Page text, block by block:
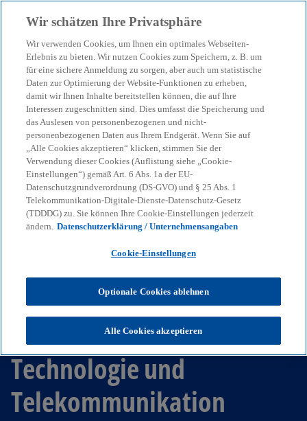
menu search
CEO Outlook 2024 –
Technologie und
Telekommunikation
Wir schätzen Ihre Privatsphäre
Wir verwenden Cookies, um Ihnen ein optimales Webseiten-
Erlebnis zu bieten. Wir nutzen Cookies zum Speichern, z. B. um
für eine sichere Anmeldung zu sorgen, aber auch um statistische
Daten zur Optimierung der Website-Funktionen zu erheben,
damit wir Ihnen Inhalte bereitstellen können, die auf Ihre
Interessen zugeschnitten sind. Dies umfasst die Speicherung und
das Auslesen von personenbezogenen und nicht-
personenbezogenen Daten aus Ihrem Endgerät. Wenn Sie auf
„Alle Cookies akzeptieren“ klicken, stimmen Sie der
Verwendung dieser Cookies (Auflistung siehe „Cookie-
Einstellungen“) gemäß Art. 6 Abs. 1a der EU-
Datenschutzgrundverordnung (DS-GVO) und § 25 Abs. 1
Telekommunikation-Digitale-Dienste-Datenschutz-Gesetz
(TDDDG) zu. Sie können Ihre Cookie-Einstellungen jederzeit
ändern. Datenschutzerklärung / Unternehmensangaben
Cookie-Einstellungen
Optionale Cookies ablehnen
Alle Cookies akzeptieren